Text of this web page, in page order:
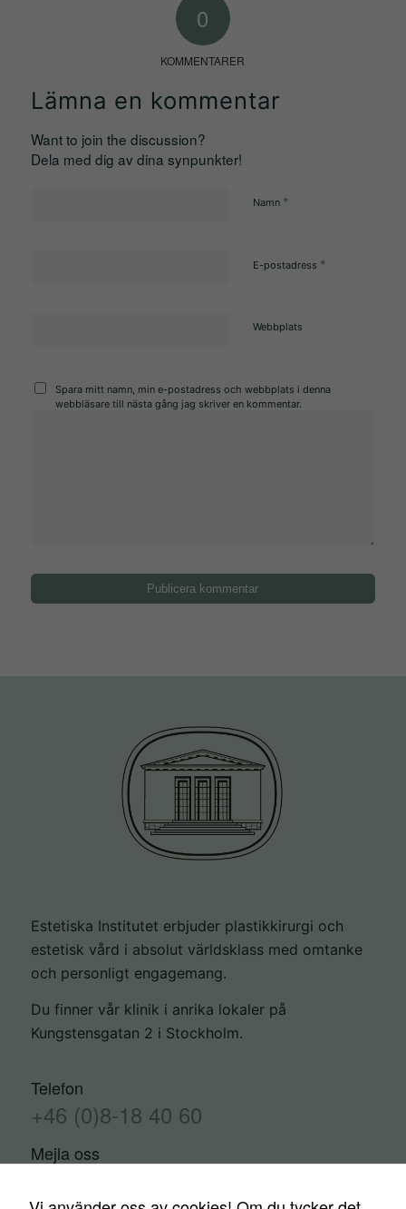
0
KOMMENTARER
Lämna en kommentar
Want to join the discussion?
Dela med dig av dina synpunkter!
Namn *
E-postadress *
Webbplats
Spara mitt namn, min e-postadress och webbplats i denna
webbläsare till nästa gång jag skriver en kommentar.
Estetiska Institutet erbjuder plastikkirurgi och
estetisk vård i absolut världsklass med omtanke
och personligt engagemang.
Du finner vår klinik i anrika lokaler på
Kungstensgatan 2 i Stockholm.
Telefon
+46 (0)8-18 40 60
Mejla oss
prestera så
bra som
Om du nekar
kakorna
funktionalitet
hemsidan.
Marknadsföring
anpassat
innehåll och